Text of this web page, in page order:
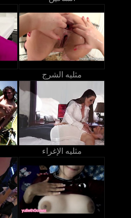
مثليه الشرج
مثليه الإغراء